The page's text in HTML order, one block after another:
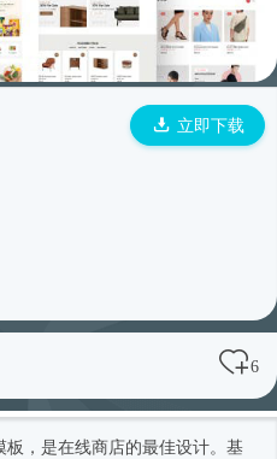
立即下载
6
板 ，是在线商店的最佳设计。基